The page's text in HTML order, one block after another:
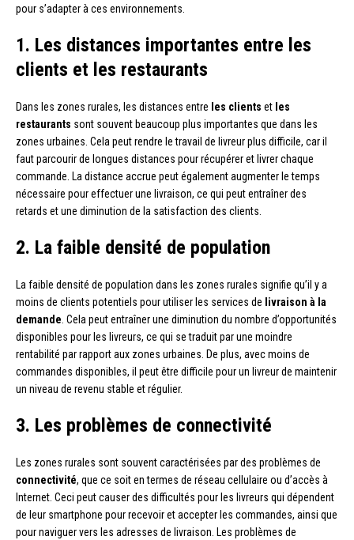
pour s’adapter à ces environnements.
1. Les distances importantes entre les
clients et les restaurants
Dans les zones rurales, les distances entre les clients et les
restaurants sont souvent beaucoup plus importantes que dans les
zones urbaines. Cela peut rendre le travail de livreur plus difficile, car il
faut parcourir de longues distances pour récupérer et livrer chaque
commande. La distance accrue peut également augmenter le temps
nécessaire pour effectuer une livraison, ce qui peut entraîner des
retards et une diminution de la satisfaction des clients.
2. La faible densité de population
La faible densité de population dans les zones rurales signifie qu’il y a
moins de clients potentiels pour utiliser les services de livraison à la
demande. Cela peut entraîner une diminution du nombre d’opportunités
disponibles pour les livreurs, ce qui se traduit par une moindre
rentabilité par rapport aux zones urbaines. De plus, avec moins de
commandes disponibles, il peut être difficile pour un livreur de maintenir
un niveau de revenu stable et régulier.
3. Les problèmes de connectivité
Les zones rurales sont souvent caractérisées par des problèmes de
connectivité, que ce soit en termes de réseau cellulaire ou d’accès à
Internet. Ceci peut causer des difficultés pour les livreurs qui dépendent
de leur smartphone pour recevoir et accepter les commandes, ainsi que
pour naviguer vers les adresses de livraison. Les problèmes de